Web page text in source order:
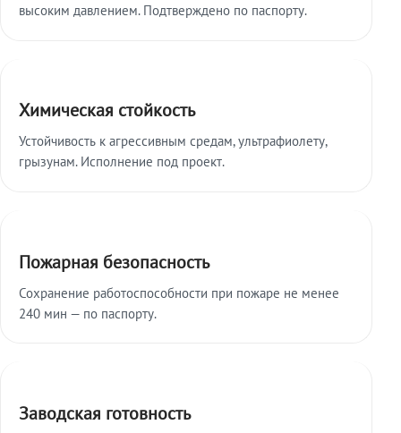
высоким давлением. Подтверждено по паспорту.
Химическая стойкость
Устойчивость к агрессивным средам, ультрафиолету,
грызунам. Исполнение под проект.
Пожарная безопасность
Сохранение работоспособности при пожаре не менее
240 мин — по паспорту.
Заводская готовность